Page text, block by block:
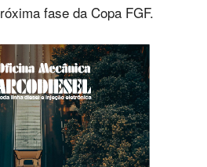
fase da Copa FGF.